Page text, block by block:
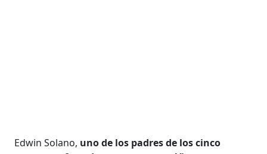
Edwin Solano, uno de los padres de los cinco